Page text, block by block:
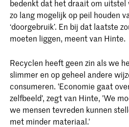
bedenkt dat het draait om
zo lang mogelijk op peil houden
‘doorgebruik’. En bij dat laatste
moeten liggen, meent van Hinte.
Recyclen heeft geen zin als we
slimmer en op geheel andere
consumeren. 'Economie gaat
zelfbeeld', zegt van Hinte, 'We
we mensen tevreden kunnen
met minder materiaal.'